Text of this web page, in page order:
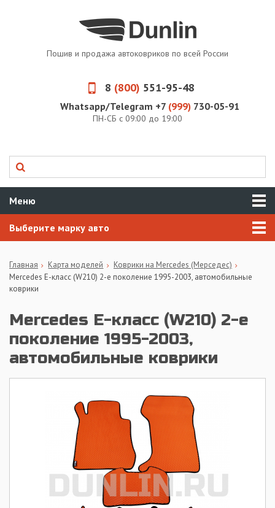
Пошив и продажа автоковриков по всей России
8 (800) 551-95-48
Whatsapp/Telegram +7 (999) 730-05-91
ПН-СБ с 09:00 до 19:00
Меню
Выберите марку авто
Главная Карта моделей
Коврики на Mercedes (Мерседес)
Mercedes E-класс (W210) 2-е поколение 1995-2003, автомобильные
коврики
Mercedes E-класс (W210) 2-е
поколение 1995-2003,
автомобильные коврики